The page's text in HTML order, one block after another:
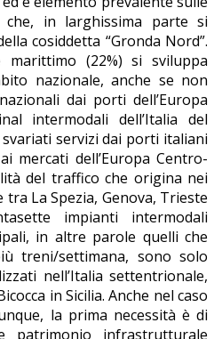
che, in larghissima parte si
cosiddetta “Gronda Nord”.
marittimo (22%) si sviluppa
nazionale, anche se non
dai porti dell’Europa
intermodali dell’Italia del
servizi dai porti italiani
mercati dell’Europa Centro-
del traffico che origina nei
La Spezia, Genova, Trieste
impianti intermodali
in altre parole quelli che
treni/settimana, sono solo
nell’Italia settentrionale,
in Sicilia. Anche nel caso
la prima necessità è di
patrimonio infrastrutturale